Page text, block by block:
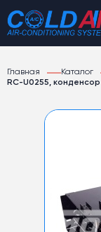
Главная Каталог
RC-U0255,